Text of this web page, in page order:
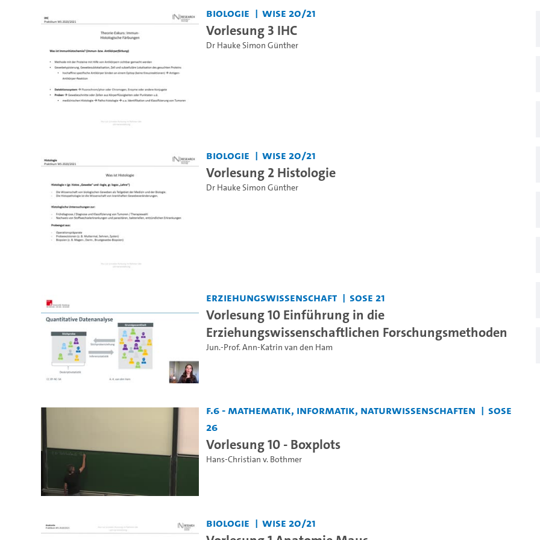
Biologie WiSe 20/21
Vorlesung 3 IHC
Dr Hauke Simon Günther
Biologie WiSe 20/21
Vorlesung 2 Histologie
Dr Hauke Simon Günther
Erziehungswissenschaft SoSe 21
Vorlesung 10 Einführung in die
Erziehungswissenschaftlichen Forschungsmethoden
Jun.-Prof. Ann-Katrin van den Ham
F.6 - Mathematik, Informatik, Naturwissenschaften
SoSe
26
Vorlesung 10 - Boxplots
Hans-Christian v. Bothmer
Biologie WiSe 20/21